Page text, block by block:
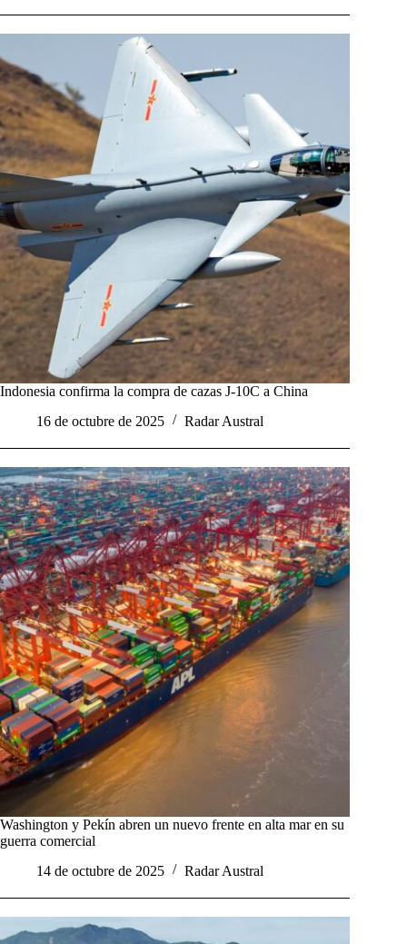
Indonesia confirma la compra de cazas J-10C a China
16 de octubre de 2025
Radar Austral
Washington y Pekín abren un nuevo frente en alta mar en su
guerra comercial
14 de octubre de 2025
Radar Austral